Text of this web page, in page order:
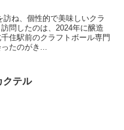
ね、個性的で美味しいクラ
問したのは、2024年に醸造
住駅前のクラフトボール専門
たのがき...
クテル